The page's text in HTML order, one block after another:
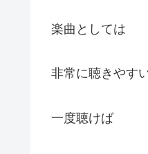
楽曲としては
非常に聴きやす
一度聴けば